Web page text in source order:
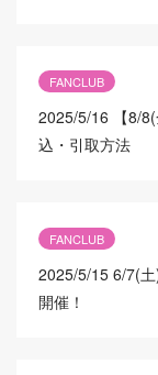
FANCLUB
2025/5/16
【8/
込・引取方法
FANCLUB
2025/5/15 6/7(
開催！